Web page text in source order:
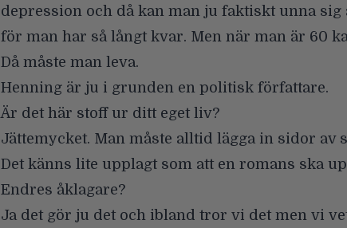
depression och då kan man ju faktiskt unna sig
för man har så långt kvar. Men när man är 60
Då måste man leva.
Henning är ju i grunden en politisk författare.
Är det här stoff ur ditt eget liv?
Jättemycket. Man måste alltid lägga in sidor av
Det känns lite upplagt som att en romans ska
Endres åklagare?
Ja det gör ju det och ibland tror vi det men vi